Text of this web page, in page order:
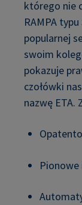
którego nie
RAMPA
popularnej
swoim
pokazuje
czołówki
nazwę ETA.
Pionowe